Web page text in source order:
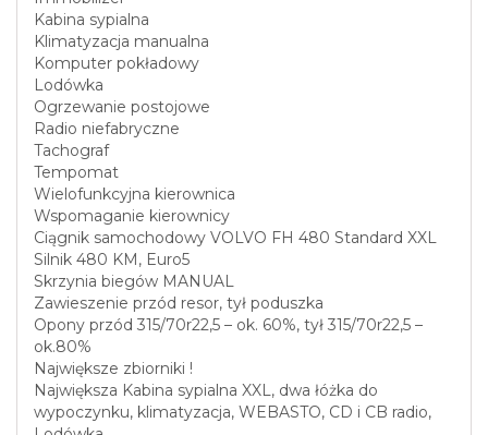
Kabina sypialna
Klimatyzacja manualna
Komputer pokładowy
Lodówka
Ogrzewanie postojowe
Radio niefabryczne
Tachograf
Tempomat
Wielofunkcyjna kierownica
Wspomaganie kierownicy
Ciągnik samochodowy VOLVO FH 480 Standard XXL
Silnik 480 KM, Euro5
Skrzynia biegów MANUAL
Zawieszenie przód resor, tył poduszka
Opony przód 315/70r22,5 – ok. 60%, tył 315/70r22,5 –
ok.80%
Największe zbiorniki !
Największa Kabina sypialna XXL, dwa łóżka do
wypoczynku, klimatyzacja, WEBASTO, CD i CB radio,